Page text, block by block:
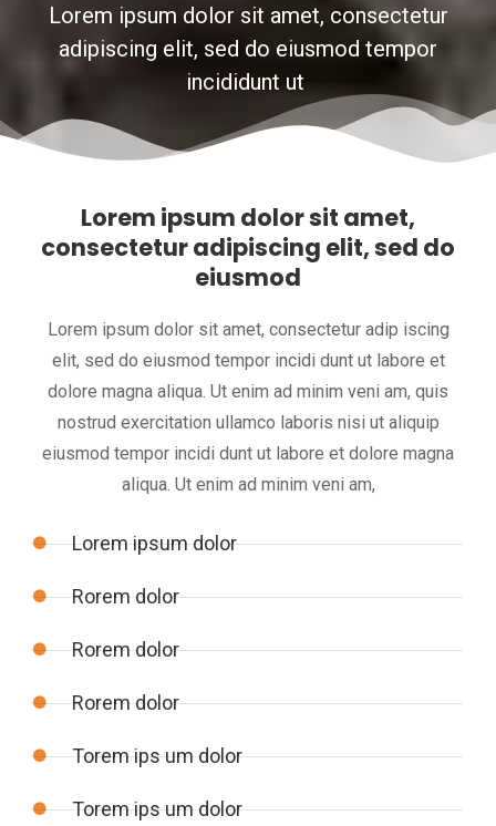
Lorem ipsum dolor sit amet, consectetur
adipiscing elit, sed do eiusmod tempor
incididunt ut
Lorem ipsum dolor sit amet,
consectetur adipiscing elit, sed do
eiusmod
Lorem ipsum dolor sit amet, consectetur adip iscing
elit, sed do eiusmod tempor incidi dunt ut labore et
dolore magna aliqua. Ut enim ad minim veni am, quis
nostrud exercitation ullamco laboris nisi ut aliquip
eiusmod tempor incidi dunt ut labore et dolore magna
aliqua. Ut enim ad minim veni am,
Lorem ipsum dolor
Rorem dolor
Rorem dolor
Rorem dolor
Torem ips um dolor
Torem ips um dolor